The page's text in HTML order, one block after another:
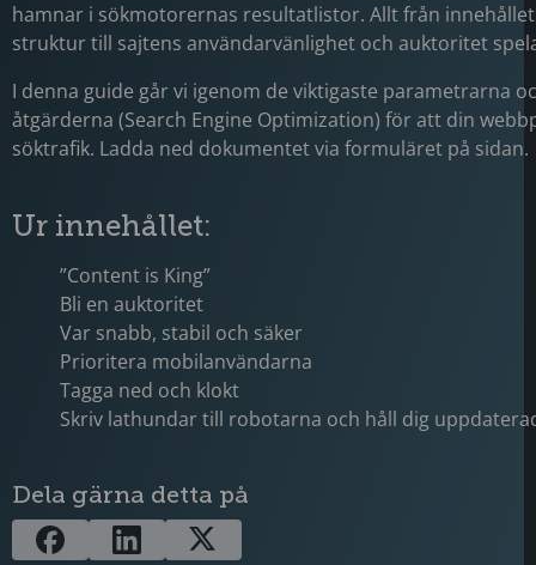
hamnar i sökmotorernas resultatlistor. Allt från
struktur till sajtens användarvänlighet och auktoritet
I denna guide går vi igenom de viktigaste parametrarna
åtgärderna (Search Engine Optimization) för att din
söktrafik. Ladda ned dokumentet via formuläret på sidan.
Ur innehållet:
”Content is King”
Bli en auktoritet
Var snabb, stabil och säker
Prioritera mobilanvändarna
Tagga ned och klokt
Skriv lathundar till robotarna och håll dig
Dela gärna detta på